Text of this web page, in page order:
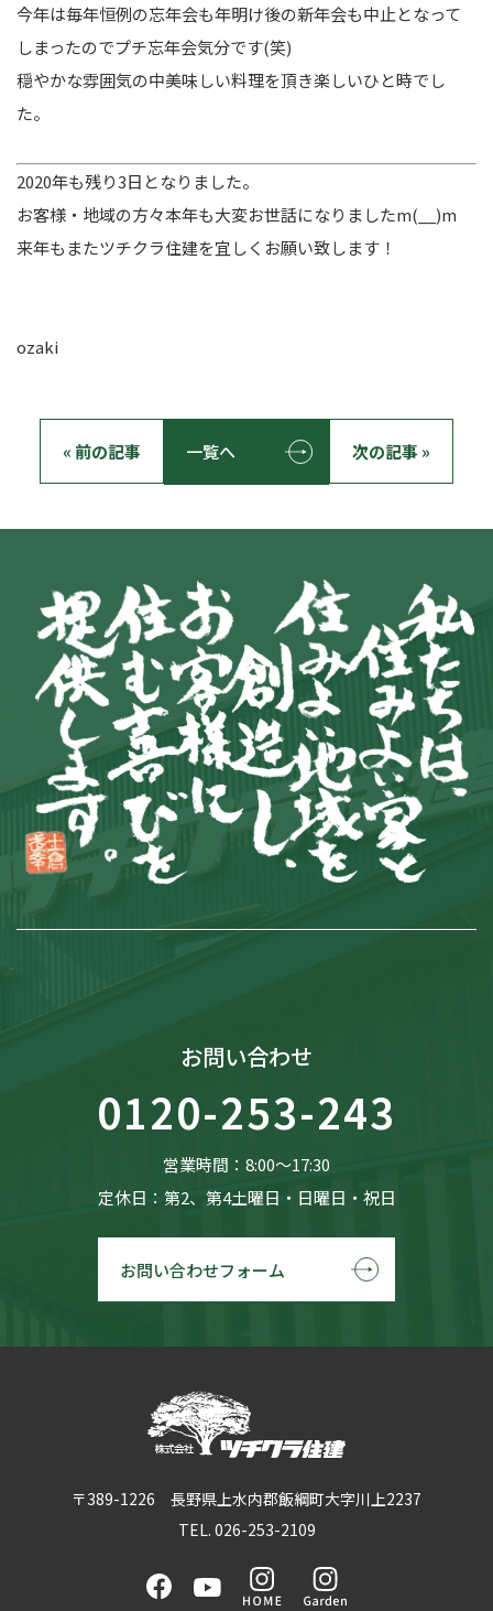
今年は毎年恒例の忘年会も年明け後の新年会も中止となって
しまったのでプチ忘年会気分です(笑)
穏やかな雰囲気の中美味しい料理を頂き楽しいひと時でし
た。
2020年も残り3日となりました。
お客様・地域の方々本年も大変お世話になりましたm(__)m
来年もまたツチクラ住建を宜しくお願い致します！
ozaki
« 前の記事 一覧へ 次の記事 »
お問い合わせ
0120-253-243
営業時間：8:00〜17:30
定休日：第2、第4土曜日・日曜日・祝日
お問い合わせフォーム
〒389-1226 長野県上水内郡飯綱町大字川上2237
TEL. 026-253-2109